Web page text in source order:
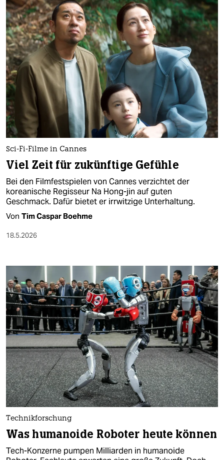
Sci-Fi-Filme in Cannes
Viel Zeit für zukünftige Gefühle
Bei den Filmfestspielen von Cannes verzichtet der
koreanische Regisseur Na Hong-jin auf guten
Geschmack. Dafür bietet er irrwitzige Unterhaltung.
Von Tim Caspar Boehme
18.5.2026
Technikforschung
Was humanoide Roboter heute können
Tech-Konzerne pumpen Milliarden in humanoide